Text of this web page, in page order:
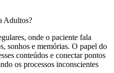
Adultos?
onde o paciente fala
sonhos e memórias. O papel do
conteúdos e conectar pontos
os processos inconscientes